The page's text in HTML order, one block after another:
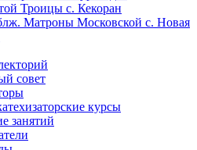
Троицы с. Кекоран
Матроны Московской с. Новая
совет
курсы
занятий